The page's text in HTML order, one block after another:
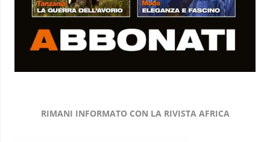
RIMANI INFORMATO CON LA RIVISTA AFRICA